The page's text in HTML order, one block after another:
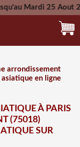
25 Aout 2026 -
26 Aout 2026
arrondissement
en ligne
À PARIS
(75018)
SUR